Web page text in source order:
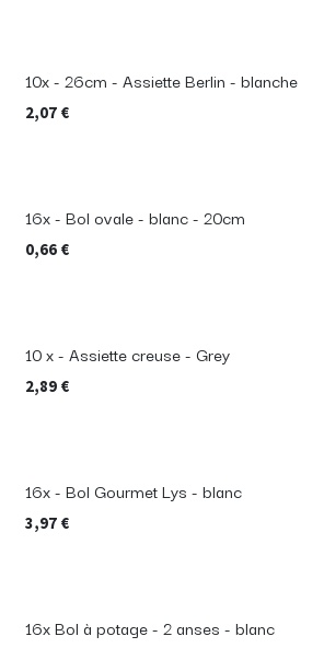
10x - 26cm - Assiette Berlin - blanche
2,07 €
16x - Bol ovale - blanc - 20cm
0,66 €
10 x - Assiette creuse - Grey
2,89 €
16x - Bol Gourmet Lys - blanc
3,97 €
16x Bol à potage - 2 anses - blanc